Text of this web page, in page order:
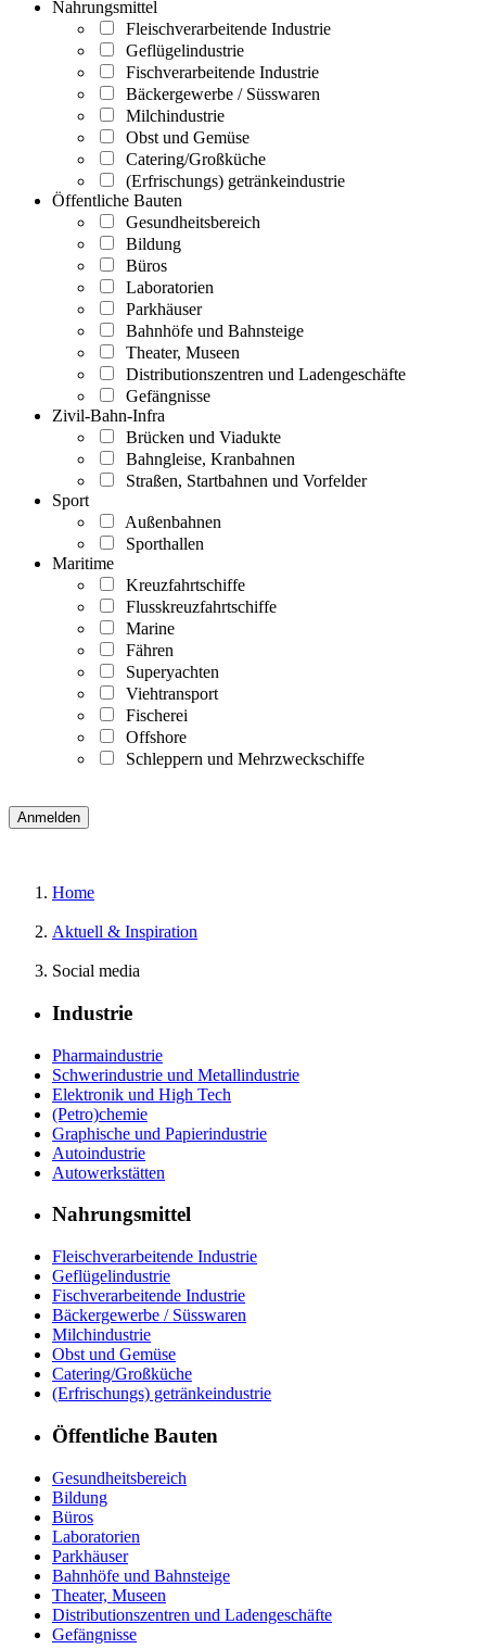
Nahrungsmittel
Fleischverarbeitende Industrie
Geflügelindustrie
Fischverarbeitende Industrie
Bäckergewerbe / Süsswaren
Milchindustrie
Obst und Gemüse
Catering/Großküche
(Erfrischungs) getränkeindustrie
Öffentliche Bauten
Gesundheitsbereich
Bildung
Büros
Laboratorien
Parkhäuser
Bahnhöfe und Bahnsteige
Theater, Museen
Distributionszentren und Ladengeschäfte
Gefängnisse
Zivil-Bahn-Infra
Brücken und Viadukte
Bahngleise, Kranbahnen
Straßen, Startbahnen und Vorfelder
Sport
Außenbahnen
Sporthallen
Maritime
Kreuzfahrtschiffe
Flusskreuzfahrtschiffe
Marine
Fähren
Superyachten
Viehtransport
Fischerei
Offshore
Schleppern und Mehrzweckschiffe
Home
Aktuell & Inspiration
Social media
Industrie
Pharmaindustrie
Schwerindustrie und Metallindustrie
Elektronik und High Tech
(Petro)chemie
Graphische und Papierindustrie
Autoindustrie
Autowerkstätten
Nahrungsmittel
Fleischverarbeitende Industrie
Geflügelindustrie
Fischverarbeitende Industrie
Bäckergewerbe / Süsswaren
Milchindustrie
Obst und Gemüse
Catering/Großküche
(Erfrischungs) getränkeindustrie
Öffentliche Bauten
Gesundheitsbereich
Bildung
Büros
Laboratorien
Parkhäuser
Bahnhöfe und Bahnsteige
Theater, Museen
Distributionszentren und Ladengeschäfte
Gefängnisse